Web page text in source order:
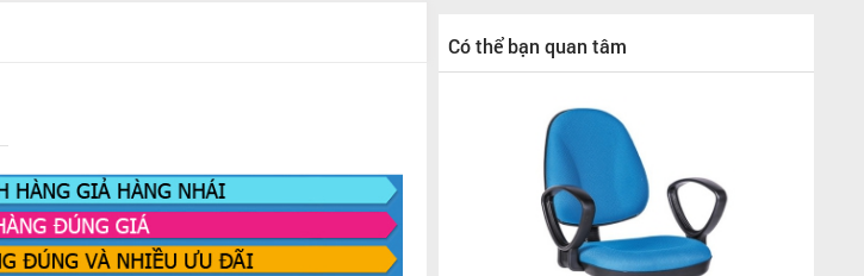
Có thể bạn quan tâm